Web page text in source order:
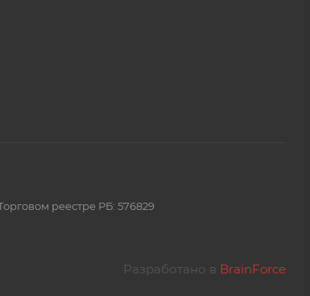
реестре РБ: 576829
Разработано в BrainForce